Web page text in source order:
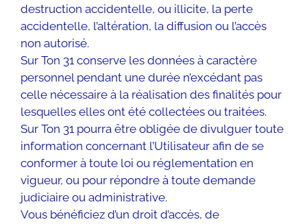
destruction accidentelle, ou illicite, la perte
accidentelle, l’altération, la diffusion ou l’accès
non autorisé.
Sur Ton 31 conserve les données à caractère
personnel pendant une durée n’excédant pas
celle nécessaire à la réalisation des finalités pour
lesquelles elles ont été collectées ou traitées.
Sur Ton 31 pourra être obligée de divulguer toute
information concernant l’Utilisateur afin de se
conformer à toute loi ou réglementation en
vigueur, ou pour répondre à toute demande
judiciaire ou administrative.
Vous bénéficiez d’un droit d’accès, de